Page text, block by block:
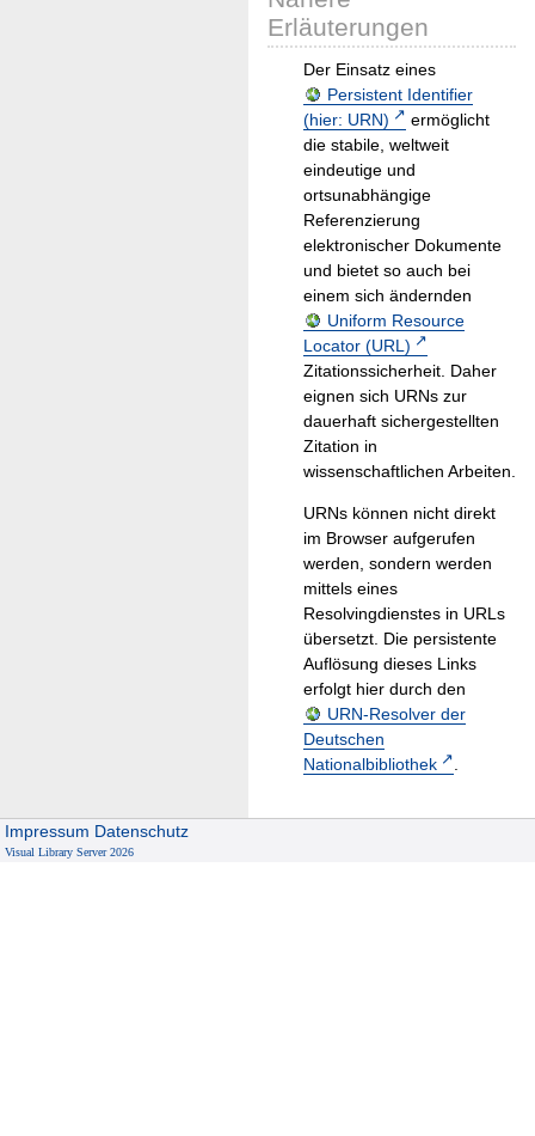
Erläuterungen
Der Einsatz eines
Persistent Identifier
(hier: URN)
ermöglicht
die stabile, weltweit
eindeutige und
ortsunabhängige
Referenzierung
elektronischer Dokumente
und bietet so auch bei
einem sich ändernden
Uniform Resource
Locator (URL)
Zitationssicherheit. Daher
eignen sich URNs zur
dauerhaft sichergestellten
Zitation in
wissenschaftlichen Arbeiten.
URNs können nicht direkt
im Browser aufgerufen
werden, sondern werden
mittels eines
Resolvingdienstes in URLs
übersetzt. Die persistente
Auflösung dieses Links
erfolgt hier durch den
URN-Resolver der
Deutschen
Nationalbibliothek
.
Impressum Datenschutz
Visual Library Server 2026